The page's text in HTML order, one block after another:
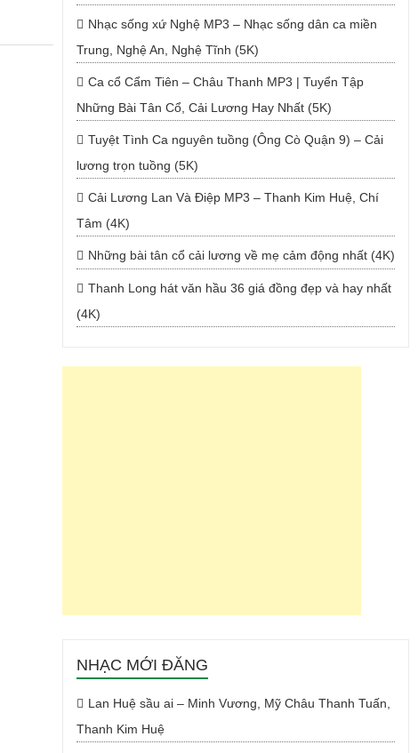
Nhạc sống xứ Nghệ MP3 – Nhạc sống dân ca miền
Trung, Nghệ An, Nghệ Tĩnh (5K)
Ca cổ Cẩm Tiên – Châu Thanh MP3 | Tuyển Tập
Những Bài Tân Cổ, Cải Lương Hay Nhất (5K)
Tuyệt Tình Ca nguyên tuồng (Ông Cò Quận 9) – Cải
lương trọn tuồng (5K)
Cải Lương Lan Và Điệp MP3 – Thanh Kim Huệ, Chí
Tâm (4K)
Những bài tân cổ cải lương về mẹ cảm động nhất (4K)
Thanh Long hát văn hầu 36 giá đồng đẹp và hay nhất
(4K)
NHẠC MỚI ĐĂNG
Lan Huệ sầu ai – Minh Vương, Mỹ Châu Thanh Tuấn,
Thanh Kim Huệ